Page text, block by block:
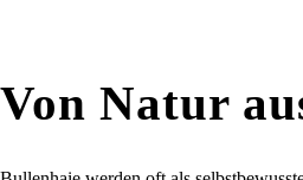
Von Natur